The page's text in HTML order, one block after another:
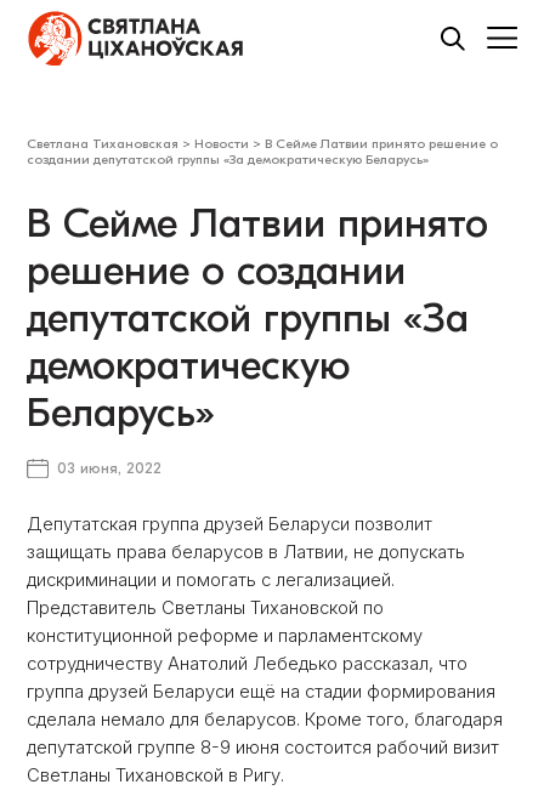
Светлана Тихановская > Новости > В Сейме Латвии принято решение о
создании депутатской группы «За демократическую Беларусь»
В Сейме Латвии принято
решение о создании
депутатской группы «За
демократическую
Беларусь»
03 июня, 2022
Депутатская группа друзей Беларуси позволит
защищать права беларусов в Латвии, не допускать
дискриминации и помогать с легализацией.
Представитель Светланы Тихановской по
конституционной реформе и парламентскому
сотрудничеству Анатолий Лебедько рассказал, что
группа друзей Беларуси ещё на стадии формирования
сделала немало для беларусов. Кроме того, благодаря
депутатской группе 8-9 июня состоится рабочий визит
Светланы Тихановской в Ригу.